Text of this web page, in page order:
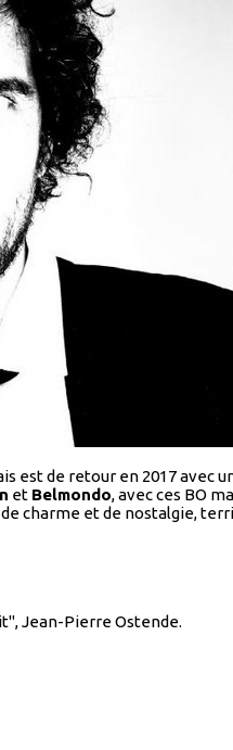
est de retour en 2017 avec
et Belmondo, avec ces BO
charme et de nostalgie,
Jean-Pierre Ostende.